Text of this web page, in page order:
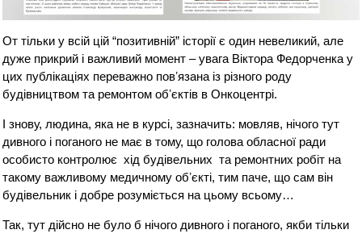
От тільки у всій цій “позитивній” історії є один невеликий, але
дуже прикрий і важливий момент – увага Віктора Федорченка у
цих публікаціях переважно повʼязана із різного роду
будівництвом та ремонтом обʼєктів в Онкоцентрі.
І знову, людина, яка не в курсі, зазначить: мовляв, нічого тут
дивного і поганого не має в тому, що голова обласної ради
особисто контролює хід будівельних та ремонтних робіт на
такому важливому медичному обʼєкті, тим паче, що сам він
будівельник і добре розуміється на цьому всьому…
Так, тут дійсно не було б нічого дивного і поганого, якби тільки